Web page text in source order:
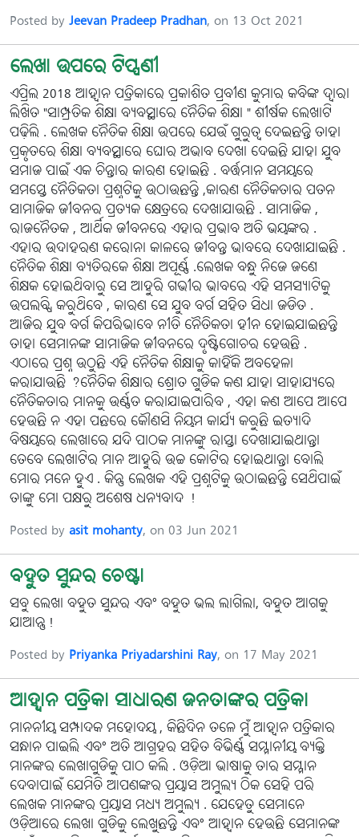
Posted by Jeevan Pradeep Pradhan, on 13 Oct 2021
ଲେଖା ଉପରେ ଟିପ୍ପଣୀ
ଏପ୍ରିଲ 2018 ଆହ୍ୱାନ ପତ୍ରିକାରେ ପ୍ରକାଶିତ ପ୍ରବୀଣ କୁମାର କବିଙ୍କ ଦ୍ୱାରା
ଲିଖିତ "ସାମ୍ପ୍ରତିକ ଶିକ୍ଷା ବ୍ୟବସ୍ଥାରେ ନୈତିକ ଶିକ୍ଷା " ଶୀର୍ଷକ ଲେଖାଟି
ପଢ଼ିଲି . ଲେଖକ ନୈତିକ ଶିକ୍ଷା ଉପରେ ଯେଉଁ ଗୁରୁତ୍ୱ ଦେଇଛନ୍ତି ତାହା
ପ୍ରକୃତରେ ଶିକ୍ଷା ବ୍ୟବସ୍ଥାରେ ଘୋର ଅଭାବ ଦେଖା ଦେଇଛି ଯାହା ଯୁବ
ସମାଜ ପାଇଁ ଏକ ଚିନ୍ତାର କାରଣ ହୋଇଛି . ବର୍ତ୍ତମାନ ସମୟରେ
ସମସ୍ତେ ନୈତିକତା ପ୍ରଶ୍ନଟିକୁ ଉଠାଉଛନ୍ତି ,କାରଣ ନୈତିକତାର ପତନ
ସାମାଜିକ ଜୀବନର ପ୍ରତ୍ୟକ କ୍ଷେତ୍ରରେ ଦେଖାଯାଉଛି . ସାମାଜିକ ,
ରାଜନୈତକ , ଆର୍ଥିକ ଜୀବନରେ ଏହାର ପ୍ରଭାବ ଅତି ଭୟଙ୍କର .
ଏହାର ଉଦାହରଣ କରୋନା କାଳରେ ଜୀବନ୍ତ ଭାବରେ ଦେଖାଯାଇଛି .
ନୈତିକ ଶିକ୍ଷା ବ୍ୟତିରକେ ଶିକ୍ଷା ଅପୂର୍ଣ୍ଣ .ଲେଖକ ବନ୍ଧୁ ନିଜେ ଜଣେ
ଶିକ୍ଷକ ହୋଇଥିବାରୁ ସେ ଆହୁରି ଗଭୀର ଭାବରେ ଏହି ସମସ୍ୟାଟିକୁ
ଉପଲବ୍ଧି କରୁଥିବେ , କାରଣ ସେ ଯୁବ ବର୍ଗ ସହିତ ସିଧା ଜଡିତ .
ଆଜିର ଯୁବ ବର୍ଗ କିପରିଭାବେ ନୀତି ନୈତିକତା ହୀନ ହୋଇଯାଇଛନ୍ତି
ତାହା ସେମାନଙ୍କ ସାମାଜିକ ଜୀବନରେ ଦୃଷ୍ଟିଗୋଚର ହେଉଛି .
ଏଠାରେ ପ୍ରଶ୍ନ ଉଠୁଛି ଏହି ନୈତିକ ଶିକ୍ଷାକୁ କାହିଁକି ଅବହେଳା
କରାଯାଉଛି ?ନୈତିକ ଶିକ୍ଷାର ଶ୍ରୋତ ଗୁଡିକ କଣ ଯାହା ସାହାଯ୍ୟରେ
ନୈତିକତାର ମାନକୁ ଉର୍ଣ୍ଣତ କରାଯାଇପାରିବ , ଏହା କଣ ଆପେ ଆପେ
ହେଉଛି ନ ଏହା ପଛରେ କୌଣସି ନିୟମ କାର୍ଯ୍ୟ କରୁଛି ଇତ୍ୟାଦି
ବିଷୟରେ ଲେଖାରେ ଯଦି ପାଠକ ମାନଙ୍କୁ ରାସ୍ତା ଦେଖାଯାଇଥାନ୍ତା
ତେବେ ଲେଖାଟିର ମାନ ଆହୁରି ଉଚ୍ଚ କୋଟିର ହୋଇଥାନ୍ତା ବୋଲି
ମୋର ମନେ ହୁଏ . କିନ୍ତୁ ଲେଖକ ଏହି ପ୍ରଶ୍ନଟିକୁ ଉଠାଇଛନ୍ତି ସେଥିପାଇଁ
ତାଙ୍କୁ ମୋ ପକ୍ଷରୁ ଅଶେଷ ଧନ୍ୟବାଦ !
Posted by asit mohanty, on 03 Jun 2021
ବହୁତ ସୁନ୍ଦର ଚେଷ୍ଟା
ସବୁ ଲେଖା ବହୁତ ସୁନ୍ଦର ଏବଂ ବହୁତ ଭଲ ଲାଗିଲା, ବହୁତ ଆଗକୁ
ଯାଆନ୍ତୁ!
Posted by Priyanka Priyadarshini Ray, on 17 May 2021
ଆହ୍ୱାନ ପତ୍ରିକା ସାଧାରଣ ଜନତାଙ୍କର ପତ୍ରିକା
ମାନନୀୟ ସମ୍ପାଦକ ମହୋଦୟ , କିଛିଦିନ ତଳେ ମୁଁ ଆହ୍ୱାନ ପତ୍ରିକାର
ସନ୍ଧାନ ପାଇଲି ଏବଂ ଅତି ଆଗ୍ରହର ସହିତ ବିଭିର୍ଣ୍ଣ ସମ୍ମାନୀୟ ବ୍ୟକ୍ତି
ମାନଙ୍କର ଲେଖାଗୁଡିକୁ ପାଠ କଲି . ଓଡ଼ିଆ ଭାଷାକୁ ତାର ସମ୍ମାନ
ଦେବାପାଇଁ ଯେମିତି ଆପଣଙ୍କର ପ୍ରୟାସ ଅମୁଲ୍ୟ ଠିକ ସେହି ପରି
ଲେଖକ ମାନଙ୍କର ପ୍ରୟାସ ମଧ୍ୟ ଅମୁଲ୍ୟ . ଯେହେତୁ ସେମାନେ
ଓଡ଼ିଆରେ ଲେଖା ଗୁଡିକୁ ଲେଖୁଛନ୍ତି ଏବଂ ଆହ୍ୱାନ ହେଉଛି ସେମାନଙ୍କ